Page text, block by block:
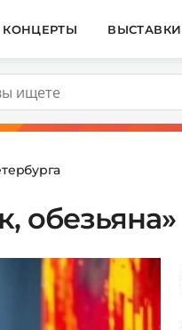
КОНЦЕРТЫ ВЫСТАВКИ
обезьяна»